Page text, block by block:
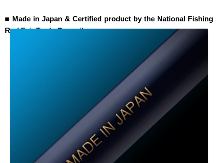
■ Made in Japan & Certified product by the National Fishing
Rod Fair Trade Council